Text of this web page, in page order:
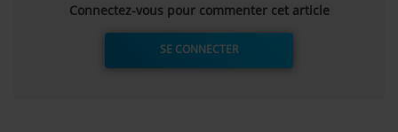
Connectez-vous pour commenter cet article
SE CONNECTER